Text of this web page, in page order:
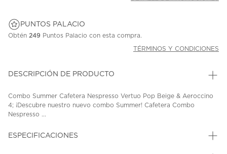
PUNTOS PALACIO
Obtén 249 Puntos Palacio con esta compra.
TÉRMINOS Y CONDICIONES
DESCRIPCIÓN DE PRODUCTO
Combo Summer Cafetera Nespresso Vertuo Pop Beige & Aeroccino
4; ¡Descubre nuestro nuevo combo Summer! Cafetera Combo
Nespresso ...
ESPECIFICACIONES